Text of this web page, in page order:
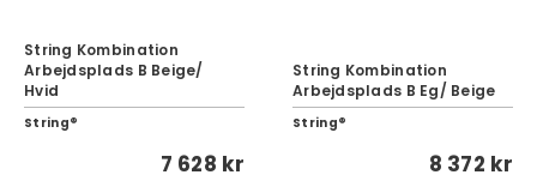
String Kombination
Arbejdsplads B Beige/
Hvid
String®
7 628 kr
String Kombination
Arbejdsplads B Eg/ Beige
String®
8 372 kr